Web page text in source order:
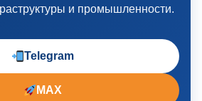
и промышленности.
Telegram
MAX